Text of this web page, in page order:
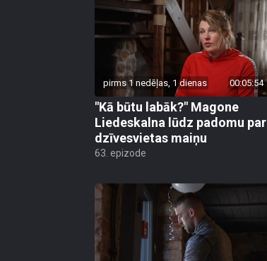
pirms 1 nedēļas, 1 dienas 00:05:54
"Kā būtu labāk?" Magone
Liedeskalna lūdz padomu par
dzīvesvietas maiņu
63. epizode